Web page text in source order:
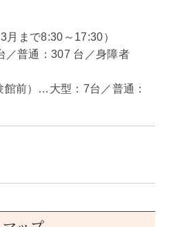
まで8:30～17:30）
／普通：307 台／身障者
館前）…大型：7台／普通：